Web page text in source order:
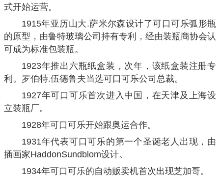
式开始运营。
1915年亚历山大.萨米尔森设计了可口可乐弧形瓶
的原型，由鲁特玻璃公司持有专利，经由装瓶商协会认
可成为标准包装瓶。
1923年推出六瓶纸盒装，次年，该纸盒装注册专
利。罗伯特.伍德鲁夫当选可口可乐公司总裁。
1927年可口可乐首次进入中国，在天津及上海设
立装瓶厂。
1928年可口可乐开始跟奥运合作。
1931年代表可口可乐的第一个圣诞老人出现，由
插画家HaddonSundblom设计。
1934年可口可乐的自动贩卖机首次出现芝加哥。